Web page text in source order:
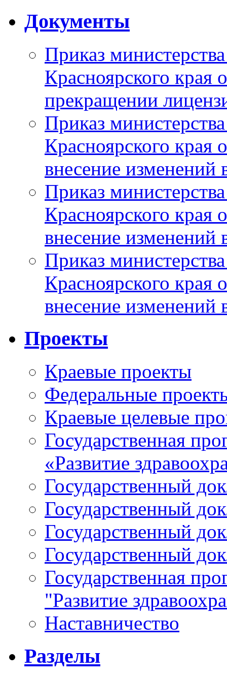
Документы
Приказ
Красноярского
прекращении
Приказ
Красноярского
внесение изменений
Приказ
Красноярского
внесение изменений
Приказ
Красноярского
внесение изменений
Проекты
Краевые проекты
Федеральные
Краевые целевые
Государственная
«Развитие
Государственный
Государственный
Государственный
Государственный
Государственная
"Развитие
Наставничество
Разделы